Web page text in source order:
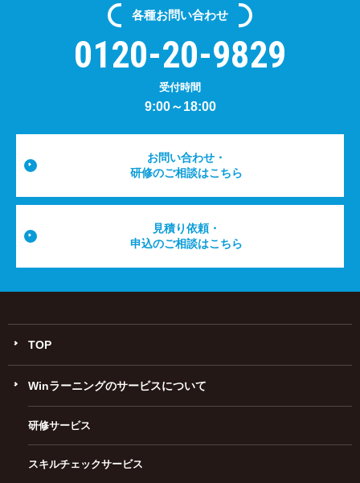
各種お問い合わせ
0120-20-9829
受付時間
9:00～18:00
お問い合わせ・
研修のご相談はこちら
見積り依頼・
申込のご相談はこちら
TOP
Winラーニングのサービスについて
研修サービス
スキルチェックサービス